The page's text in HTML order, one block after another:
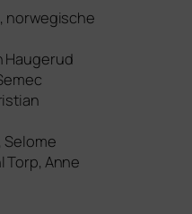
nor­we­gi­sche
Haugerud
Selome
Torp, Anne